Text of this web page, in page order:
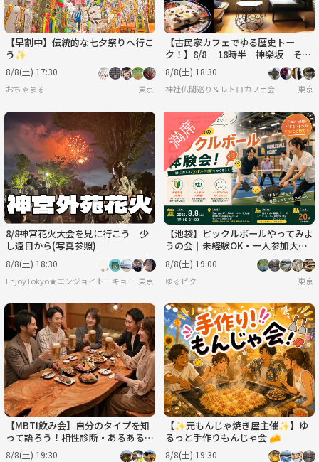
【早割中】伝統的な七夕祭りへ行こ
う✨
8/8(土) 17:30
おちゃまる 東京
【古民家カフェでゆる歴史トー
ク！】8/8 18時半 神楽坂 そよ
や江戸端【参加費還元！】
8/8(土) 18:30
神社仏閣巡り＆レトロカフェ会 東京
8/8神宮花火大会を見に行こう 少
し遠目から(写真参照)
8/8(土) 18:30
EnjoyTokyo★エンジョイトーキョー 〜気持ちだけでも国際派〜
東京
【池袋】ピックルボールやってみよ
うの会｜未経験OK・一人参加大歓
迎
8/8(土) 19:00
ゆるピク 東京
【MBTI飲み会】自分のタイプを知
って語ろう！相性診断・あるあるト
ークで盛り上がる夜🍻
8/8(土) 19:30
【✨元もんじゃ焼き屋主催✨】ゆ
るっと手作りもんじゃ会 🧀
8/8(土) 19:30